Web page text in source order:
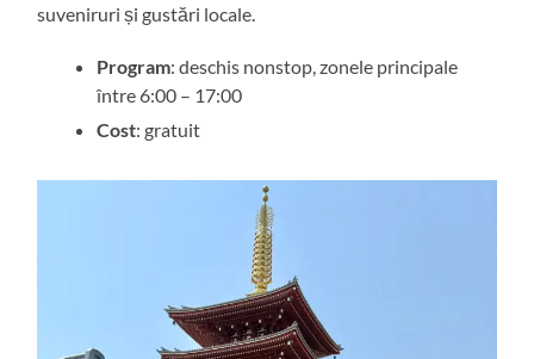
suveniruri și gustări locale.
Program: deschis nonstop, zonele principale
între 6:00 – 17:00
Cost: gratuit